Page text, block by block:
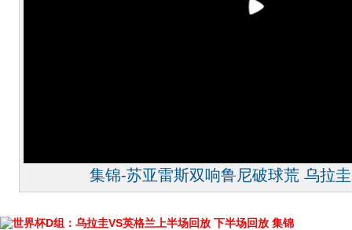
集锦-苏亚雷斯双响鲁尼破球荒 乌拉
世界杯D组：乌拉圭VS英格兰上半场回放 下半场回放 集锦